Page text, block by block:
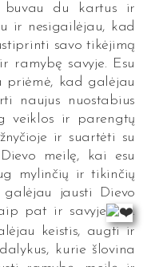
buvau du kartus ir
ir nesigailėjau, kad
savo tikėjimą
ramybę savyje. Esu
kad galėjau
naujus nuostabius
veiklos ir parengtų
ir suartėti su
meilę, kai esu
mylinčių ir tikinčių
jausti Dievo
pat ir savyje
.
keistis, augti ir
kurie šlovina